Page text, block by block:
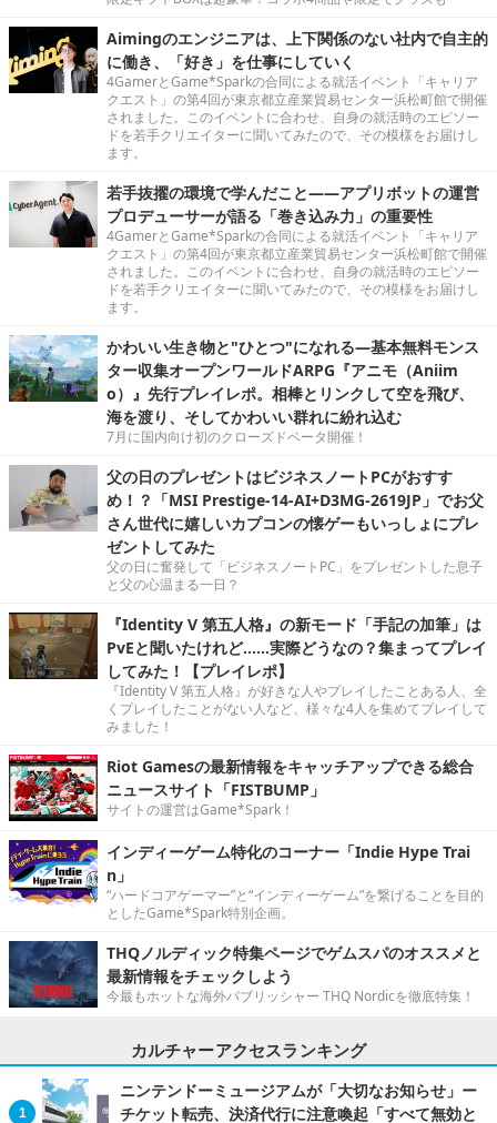
Aimingのエンジニアは、上下関係のない社内で自主的
に働き、「好き」を仕事にしていく
4GamerとGame*Sparkの合同による就活イベント「キャリア
クエスト」の第4回が東京都立産業貿易センター浜松町館で開催
されました。このイベントに合わせ、自身の就活時のエピソー
ドを若手クリエイターに聞いてみたので、その模様をお届けし
ます。
若手抜擢の環境で学んだこと――アプリボットの運営
プロデューサーが語る「巻き込み力」の重要性
4GamerとGame*Sparkの合同による就活イベント「キャリア
クエスト」の第4回が東京都立産業貿易センター浜松町館で開催
されました。このイベントに合わせ、自身の就活時のエピソー
ドを若手クリエイターに聞いてみたので、その模様をお届けし
ます。
かわいい生き物と"ひとつ"になれる―基本無料モンス
ター収集オープンワールドARPG『アニモ（Aniim
o）』先行プレイレポ。相棒とリンクして空を飛び、
海を渡り、そしてかわいい群れに紛れ込む
7月に国内向け初のクローズドベータ開催！
父の日のプレゼントはビジネスノートPCがおすす
め！？「MSI Prestige-14-AI+D3MG-2619JP」でお父
さん世代に嬉しいカプコンの懐ゲーもいっしょにプレ
ゼントしてみた
父の日に奮発して「ビジネスノートPC」をプレゼントした息子
と父の心温まる一日？
『Identity V 第五人格』の新モード「手記の加筆」は
PvEと聞いたけれど……実際どうなの？集まってプレイ
してみた！【プレイレポ】
『Identity V 第五人格』が好きな人やプレイしたことある人、全
くプレイしたことがない人など、様々な4人を集めてプレイして
みました！
Riot Gamesの最新情報をキャッチアップできる総合
ニュースサイト「FISTBUMP」
サイトの運営はGame*Spark！
インディーゲーム特化のコーナー「Indie Hype Trai
n」
“ハードコアゲーマー”と“インディーゲーム”を繋げることを目的
としたGame*Spark特別企画。
THQノルディック特集ページでゲムスパのオススメと
最新情報をチェックしよう
今最もホットな海外パブリッシャー THQ Nordicを徹底特集！
カルチャーアクセスランキング
ニンテンドーミュージアムが「大切なお知らせ」ー
チケット転売、決済代行に注意喚起「すべて無効と